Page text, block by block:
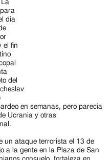
día
el fin
del
en semanas, pero parecía
Ucrania y otras
un ataque terrorista el 13 de
a la gente en la Plaza de San